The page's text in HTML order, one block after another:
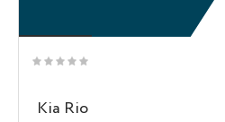
Kia Rio